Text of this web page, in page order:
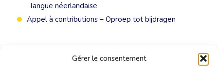
Gérer le consentement
langue néerlandaise
Appel à contributions – Oproep tot bijdragen